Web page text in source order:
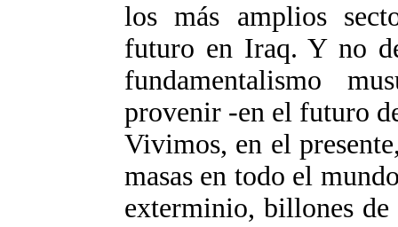
los más amplios
futuro en Iraq. Y no
fundamentalismo
provenir -en el futuro
Vivimos, en el
masas en todo el
exterminio, billones de